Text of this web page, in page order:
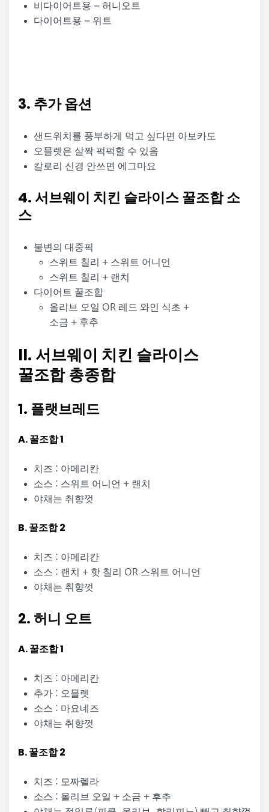
비다이어트용 = 허니오트
다이어트용 = 위트
3. 추가 옵션
샌드위치를 풍부하게 먹고 싶다면 아보카도
오믈렛은 살짝 퍽퍽할 수 있음
칼로리 신경 안쓰면 에그마요
4. 서브웨이 치킨 슬라이스 꿀조합 소
스
불변의 대중픽
스위트 칠리 + 스위트 어니언
스위트 칠리 + 랜치
다이어트 꿀조합
올리브 오일 OR 레드 와인 식초 +
소금 + 후추
II. 서브웨이 치킨 슬라이스
꿀조합 총종합
1. 플랫브레드
A. 꿀조합 1
치즈 : 아메리칸
소스 : 스위트 어니언 + 랜치
야채는 취향껏
B. 꿀조합 2
치즈 : 아메리칸
소스 : 랜치 + 핫 칠리 OR 스위트 어니언
야채는 취향껏
2. 허니 오트
A. 꿀조합 1
치즈 : 아메리칸
추가 : 오믈렛
소스 : 마요네즈
야채는 취향껏
B. 꿀조합 2
치즈 : 모짜렐라
소스 : 올리브 오일 + 소금 + 후추